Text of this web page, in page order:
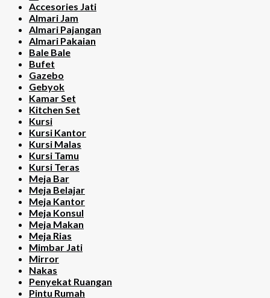
Accesories Jati
Almari Jam
Almari Pajangan
Almari Pakaian
Bale Bale
Bufet
Gazebo
Gebyok
Kamar Set
Kitchen Set
Kursi
Kursi Kantor
Kursi Malas
Kursi Tamu
Kursi Teras
Meja Bar
Meja Belajar
Meja Kantor
Meja Konsul
Meja Makan
Meja Rias
Mimbar Jati
Mirror
Nakas
Penyekat Ruangan
Pintu Rumah